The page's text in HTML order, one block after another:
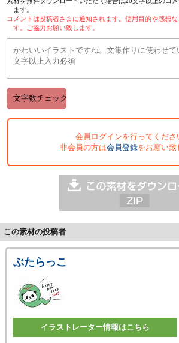
ます。
コメントは投稿者さまに通知されます。使用目的や感想
す。ご協力お願い致します。
会員ログインを行ってくださ
非会員の方は会員登録をお願い致
この素材の投稿者
ぶたらっこ
イラストレーター情報はこちら